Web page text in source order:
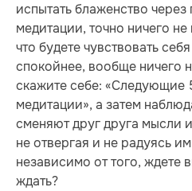
испытать блаженство через
медитации, точно ничего
что будете чувствовать
спокойнее, вообще ничего
скажите себе: «Следующие
медитации», а затем
сменяют друг друга мысли
не отвергая и не радуясь
независимо от того, ждете
ждать?